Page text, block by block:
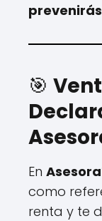
🎯
En
como
renta y te